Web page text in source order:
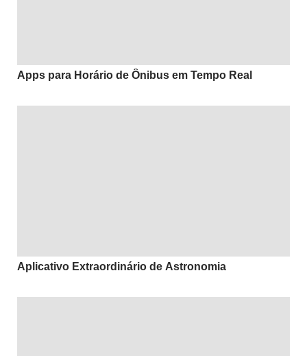
Apps para Horário de Ônibus em Tempo Real
Aplicativo Extraordinário de Astronomia